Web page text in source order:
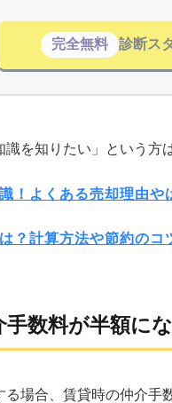
完全無料 診断ス
識を知りたい」という方
！よくある売却理由や
？計算方法や節約のコ
手数料が半額に
場合、賃貸時の仲介手